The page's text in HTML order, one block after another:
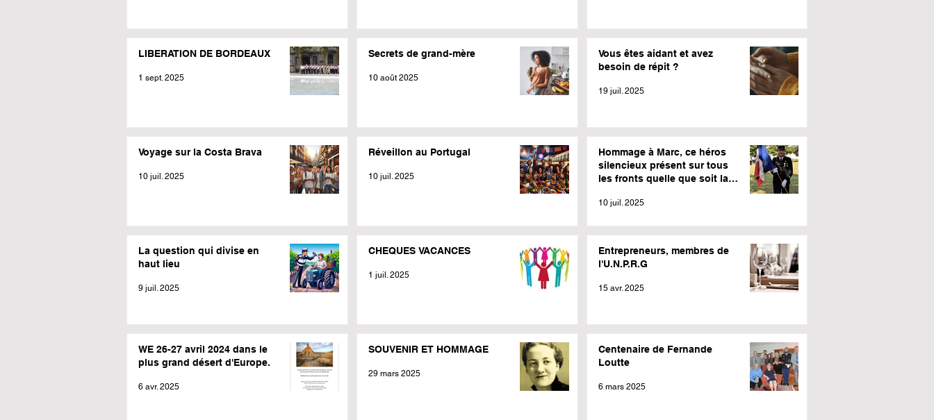
LIBERATION DE BORDEAUX
1 sept. 2025
Secrets de grand-mère
10 août 2025
Vous êtes aidant et avez
besoin de répit ?
19 juil. 2025
Voyage sur la Costa Brava
10 juil. 2025
Réveillon au Portugal
10 juil. 2025
Hommage à Marc, ce héros
silencieux présent sur tous
les fronts quelle que soit la
10 juil. 2025
La question qui divise en
haut lieu
9 juil. 2025
CHEQUES VACANCES
1 juil. 2025
Entrepreneurs, membres de
l'U.N.P.R.G
15 avr. 2025
WE 26-27 avril 2024 dans le
plus grand désert d'Europe.
6 avr. 2025
SOUVENIR ET HOMMAGE
29 mars 2025
Centenaire de Fernande
Loutte
6 mars 2025